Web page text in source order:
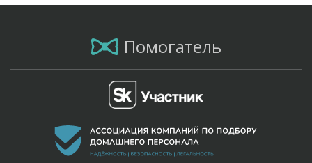
Помогатель